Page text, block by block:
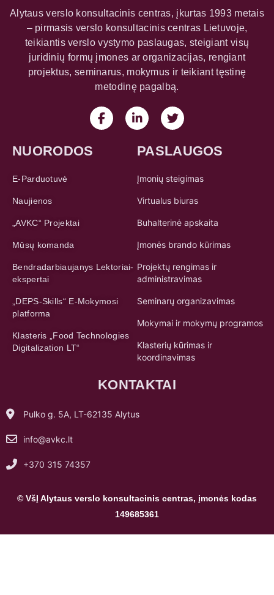
Alytaus verslo konsultacinis centras, įkurtas 1993 metais
– pirmasis verslo konsultacinis centras Lietuvoje,
teikiantis verslo vystymo paslaugas, steigiant visų
juridinių formų įmones ar organizacijas, rengiant
projektus, seminarus, mokymus ir teikiant tęstinę
metodinę pagalbą.
NUORODOS
E-Parduotuvė
Naujienos
„AVKC“ Projektai
Mūsų komanda
Bendradarbiaujanys Lektoriai-
ekspertai
„DEPS-Skills“ E-Mokymosi
platforma
Klasteris „Food Technologies
Digitalization LT“
PASLAUGOS
Įmonių steigimas
Virtualus biuras
Buhalterinė apskaita
Įmonės brando kūrimas
Projektų rengimas ir
administravimas
Seminarų organizavimas
Mokymai ir mokymų programos
Klasterių kūrimas ir
koordinavimas
KONTAKTAI
Pulko g. 5A, LT-62135 Alytus
info@avkc.lt
+370 315 74357
© VšĮ Alytaus verslo konsultacinis centras, įmonės kodas
149685361